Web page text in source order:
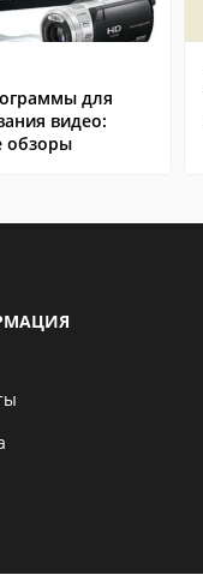
для
видео:
обзоры